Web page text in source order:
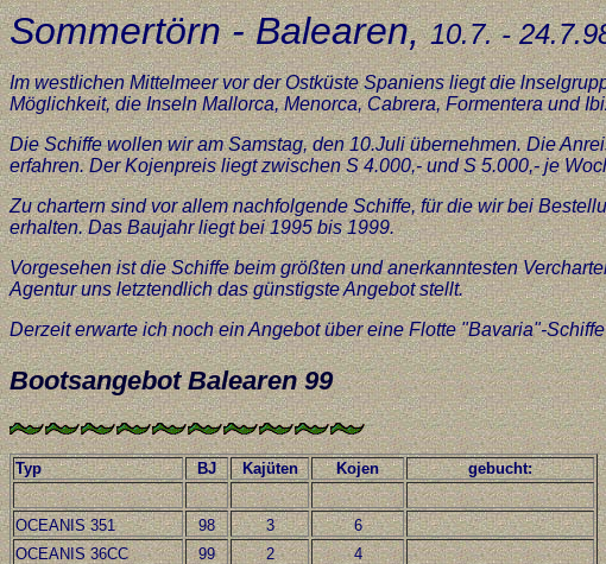
Sommertörn - Balearen,10.7. -
Im westlichen Mittelmeer vor der Ostküste Spaniens liegt die
Möglichkeit, die Inseln Mallorca, Menorca, Cabrera, Formentera und
Die Schiffe wollen wir am Samstag, den 10.Juli übernehmen. Die
erfahren. Der Kojenpreis liegt zwischen S 4.000,- und S 5.000,- je
Zu chartern sind vor allem nachfolgende Schiffe, für die wir bei
erhalten. Das Baujahr liegt bei 1995 bis 1999.
Vorgesehen ist die Schiffe beim größten und anerkanntesten
Agentur uns letztendlich das günstigste Angebot stellt.
Derzeit erwarte ich noch ein Angebot über eine Flotte "Bavaria"-
Bootsangebot Balearen 99
Typ BJ Kajüten Kojen gebucht:
OCEANIS 351 98 3
6
OCEANIS 36CC
99 2
4